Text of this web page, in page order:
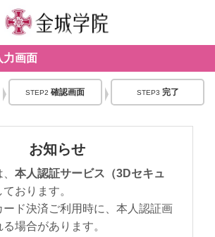
画面
STEP2 確認画面 STEP3 完了
お知らせ
、本人認証サービス（3Dセキュ
おります。
ード決済ご利用時に、本人認証画
場合があります。